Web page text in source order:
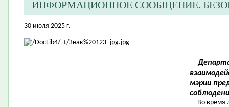
ИНФОРМАЦИОННОЕ СООБЩЕНИЕ.
30 июля 2025 г.
мэрии
Во время